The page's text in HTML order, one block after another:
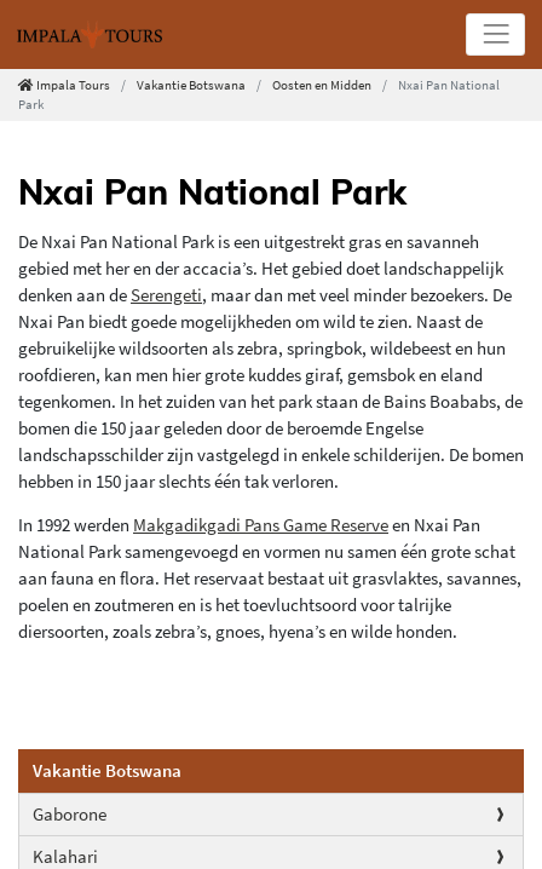
Impala Tours Vakantie Botswana Oosten en Midden
Nxai Pan National
Park
Vakantie Botswana
Gaborone
Kalahari
Nxai Pan National Park
De Nxai Pan National Park is een uitgestrekt gras en savanneh
gebied met her en der accacia’s. Het gebied doet landschappelijk
denken aan deSerengeti, maar dan met veel minder bezoekers. De
Nxai Pan biedt goede mogelijkheden om wild te zien. Naast de
gebruikelijke wildsoorten als zebra, springbok, wildebeest en hun
roofdieren, kan men hier grote kuddes giraf, gemsbok en eland
tegenkomen. In het zuiden van het park staan de Bains Boababs, de
bomen die 150 jaar geleden door de beroemde Engelse
landschapsschilder zijn vastgelegd in enkele schilderijen. De bomen
hebben in 150 jaar slechts één tak verloren.
In 1992 werden Makgadikgadi Pans Game Reserveen Nxai Pan
National Park samengevoegd en vormen nu samen één grote schat
aan fauna en flora. Het reservaat bestaat uit grasvlaktes, savannes,
poelen en zoutmeren en is het toevluchtsoord voor talrijke
diersoorten, zoals zebra’s, gnoes, hyena’s en wilde honden.